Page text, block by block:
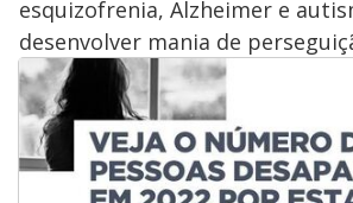
esquizofrenia, Alzheimer e
desenvolver mania de